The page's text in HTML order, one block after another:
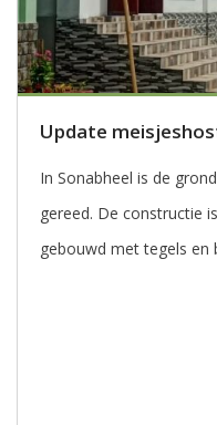
Update
In Sonabheel is de
gereed. De constructie
gebouwd met tegels en